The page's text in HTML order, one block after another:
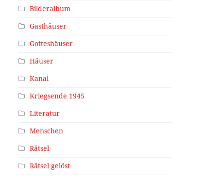
Bilderalbum
Gasthäuser
Gotteshäuser
Häuser
Kanal
Kriegsende 1945
Literatur
Menschen
Rätsel
Rätsel gelöst